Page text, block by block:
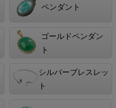
ペンダント
ゴールドペンダン
ト
シルバーブレスレッ
ト